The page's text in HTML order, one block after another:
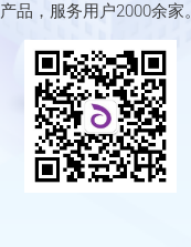
产品，服务用户2000余家。